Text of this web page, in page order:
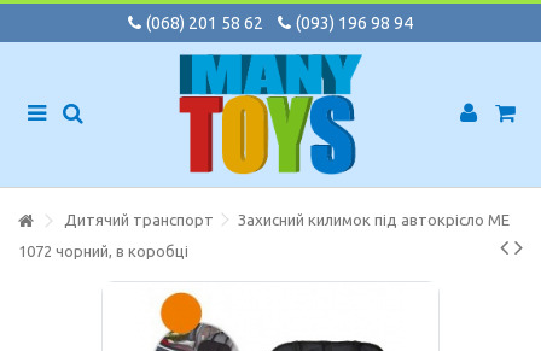
(068) 201 58 62 (093) 196 98 94
Дитячий транспорт
Захисний килимок під автокрісло ME
1072 чорний, в коробці